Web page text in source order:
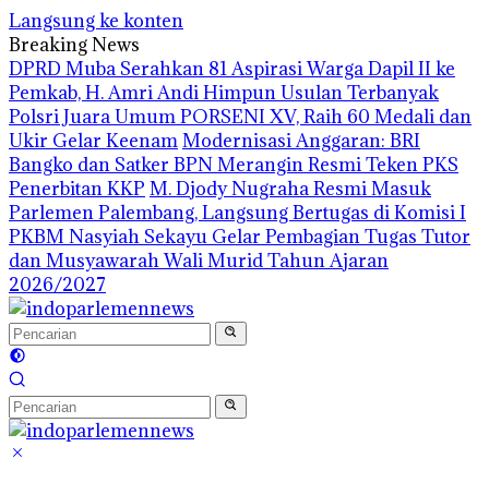
Langsung ke konten
Breaking News
DPRD Muba Serahkan 81 Aspirasi Warga Dapil II ke
Pemkab, H. Amri Andi Himpun Usulan Terbanyak
Polsri Juara Umum PORSENI XV, Raih 60 Medali dan
Ukir Gelar KeenamModernisasi Anggaran: BRI
Bangko dan Satker BPN Merangin Resmi Teken PKS
Penerbitan KKP M. Djody Nugraha Resmi Masuk
Parlemen Palembang, Langsung Bertugas di Komisi I
PKBM Nasyiah Sekayu Gelar Pembagian Tugas Tutor
dan Musyawarah Wali Murid Tahun Ajaran
2026/2027